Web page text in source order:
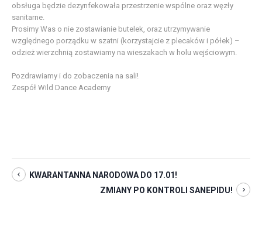
obsługa będzie dezynfekowała przestrzenie wspólne oraz węzły
sanitarne.
Prosimy Was o nie zostawianie butelek, oraz utrzymywanie
względnego porządku w szatni (korzystajcie z plecaków i półek) –
odzież wierzchnią zostawiamy na wieszakach w holu wejściowym.
Pozdrawiamy i do zobaczenia na sali!
Zespół Wild Dance Academy
KWARANTANNA NARODOWA DO 17.01!
ZMIANY PO KONTROLI SANEPIDU!